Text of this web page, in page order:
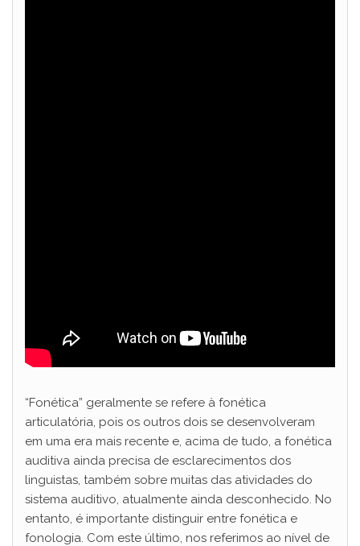
“Fonética” geralmente se refere à fonética
articulatória, pois os outros dois se desenvolveram
em uma era mais recente e, acima de tudo, a fonética
auditiva ainda precisa de esclarecimentos dos
linguistas, também sobre muitas das atividades do
sistema auditivo, atualmente ainda desconhecido. No
entanto, é importante distinguir entre fonética e
fonologia. Com este último, nos referimos ao nível de